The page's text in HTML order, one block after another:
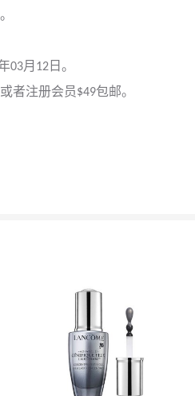
03月12日。
者注册会员$49包邮。